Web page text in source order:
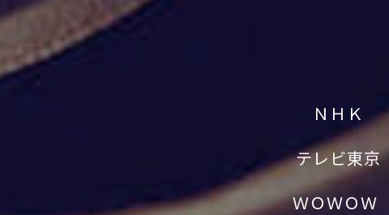
ＮＨＫ
テレビ東京
ＷＯＷＯＷ